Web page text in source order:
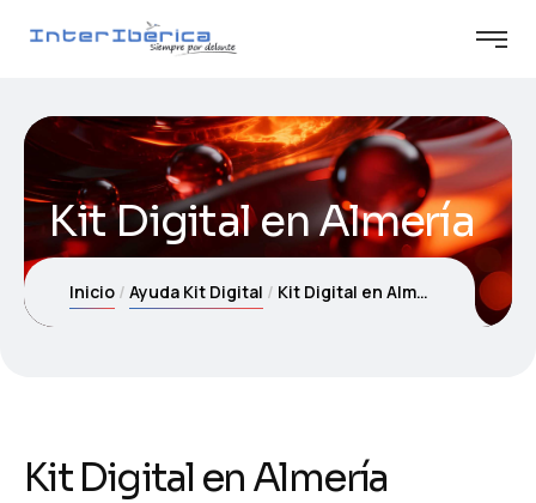
Kit Digital en Almería
Inicio Ayuda Kit Digital Kit Digital en Almería
Kit Digital en Almería